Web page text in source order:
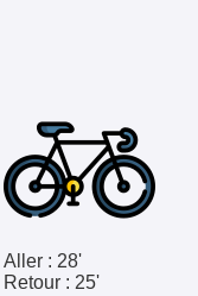
Aller : 28'
Retour : 25'